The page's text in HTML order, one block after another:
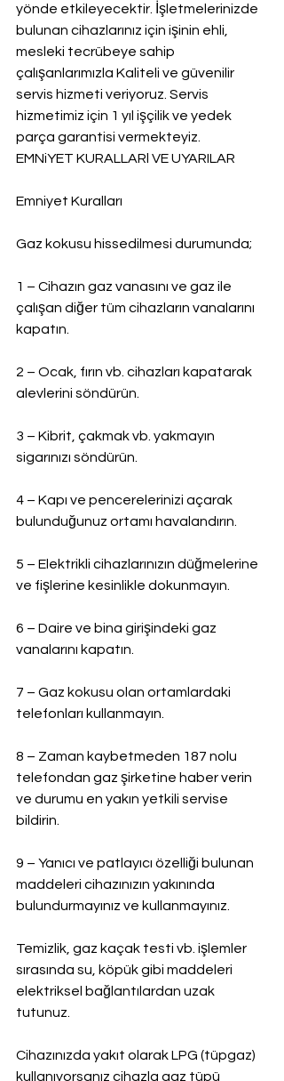
yönde etkileyecektir. İşletmelerinizde
bulunan cihazlarınız için işinin ehli,
mesleki tecrübeye sahip
çalışanlarımızla Kaliteli ve güvenilir
servis hizmeti veriyoruz. Servis
hizmetimiz için 1 yıl işçilik ve yedek
parça garantisi vermekteyiz.
EMNiYET KURALLARl VE UYARILAR
Emniyet Kuralları
Gaz kokusu hissedilmesi durumunda;
1 – Cihazın gaz vanasını ve gaz ile
çalışan diğer tüm cihazların vanalarını
kapatın.
2 – Ocak, fırın vb. cihazları kapatarak
alevlerini söndürün.
3 – Kibrit, çakmak vb. yakmayın
sigarınızı söndürün.
4 – Kapı ve pencerelerinizi açarak
bulunduğunuz ortamı havalandırın.
5 – Elektrikli cihazlarınızın düğmelerine
ve fişlerine kesinlikle dokunmayın.
6 – Daire ve bina girişindeki gaz
vanalarını kapatın.
7 – Gaz kokusu olan ortamlardaki
telefonları kullanmayın.
8 – Zaman kaybetmeden 187 nolu
telefondan gaz şirketine haber verin
ve durumu en yakın yetkili servise
bildirin.
9 – Yanıcı ve patlayıcı özelliği bulunan
maddeleri cihazınızın yakınında
bulundurmayınız ve kullanmayınız.
Temizlik, gaz kaçak testi vb. işlemler
sırasında su, köpük gibi maddeleri
elektriksel bağlantılardan uzak
tutunuz.
Cihazınızda yakıt olarak LPG (tüpgaz)
kullanıyorsanız cihazla gaz tüpü